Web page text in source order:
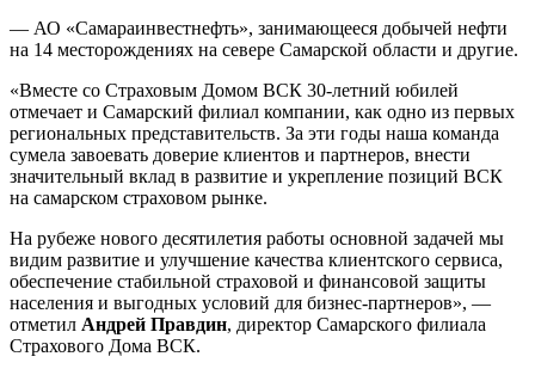
— АО «Самараинвестнефть», занимающееся добычей нефти
на 14 месторождениях на севере Самарской области и другие.
«Вместе со Страховым Домом ВСК 30-летний юбилей
отмечает и Самарский филиал компании, как одно из первых
региональных представительств. За эти годы наша команда
сумела завоевать доверие клиентов и партнеров, внести
значительный вклад в развитие и укрепление позиций ВСК
на самарском страховом рынке.
На рубеже нового десятилетия работы основной задачей мы
видим развитие и улучшение качества клиентского сервиса,
обеспечение стабильной страховой и финансовой защиты
населения и выгодных условий для бизнес-партнеров», —
отметил Андрей Правдин, директор Самарского филиала
Страхового Дома ВСК.